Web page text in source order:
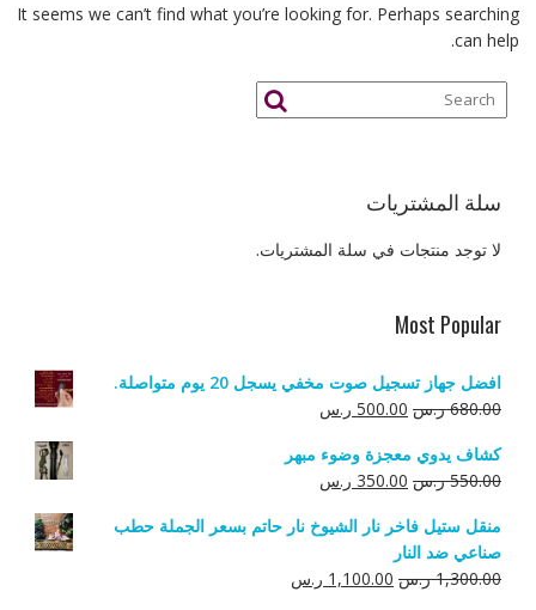
It seems we can’t find what you’re looking for. Perhaps searching
can help.
سلة المشتريات
لا توجد منتجات في سلة المشتريات.
Most Popular
افضل جهاز تسجيل صوت مخفي يسجل 20 يوم متواصلة.
680.00 ر.س السعر
هو:
680.00 ر.س.
500.00 ر.سالسعر
هو:
500.00 ر.س.
كشاف يدوي معجزة وضوء مبهر
550.00 ر.س السعر
هو:
550.00 ر.س.
350.00 ر.سالسعر
هو:
منقل ستيل فاخر نار الشيوخ نار حاتم بسعر الجملة حطب
صناعي ضد النار
1,300.00 ر.س السعر
1,100.00 ر.سالسعر